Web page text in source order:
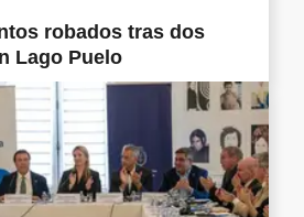
robados tras dos
Lago Puelo